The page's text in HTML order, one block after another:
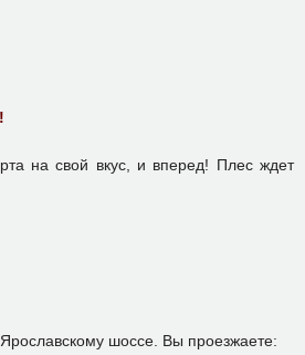
на свой вкус, и вперед! Плес ждет
шоссе. Вы проезжаете: